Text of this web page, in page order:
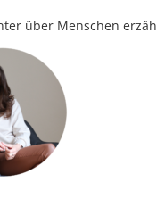
Massage: Entspannung